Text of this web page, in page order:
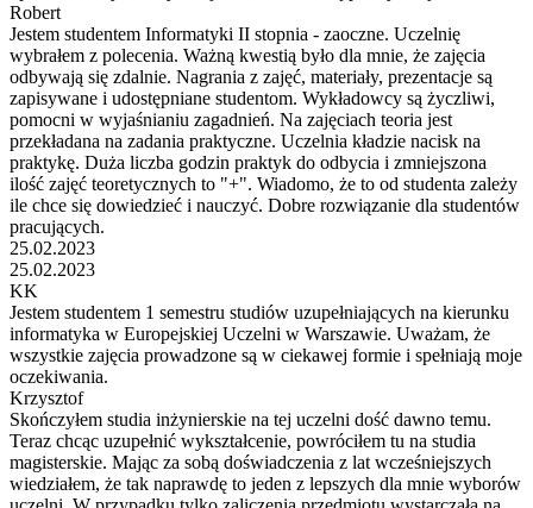
Robert
Jestem studentem Informatyki II stopnia - zaoczne. Uczelnię
wybrałem z polecenia. Ważną kwestią było dla mnie, że zajęcia
odbywają się zdalnie. Nagrania z zajęć, materiały, prezentacje są
zapisywane i udostępniane studentom. Wykładowcy są życzliwi,
pomocni w wyjaśnianiu zagadnień. Na zajęciach teoria jest
przekładana na zadania praktyczne. Uczelnia kładzie nacisk na
praktykę. Duża liczba godzin praktyk do odbycia i zmniejszona
ilość zajęć teoretycznych to "+". Wiadomo, że to od studenta zależy
ile chce się dowiedzieć i nauczyć. Dobre rozwiązanie dla studentów
pracujących.
25.02.2023
25.02.2023
KK
Jestem studentem 1 semestru studiów uzupełniających na kierunku
informatyka w Europejskiej Uczelni w Warszawie. Uważam, że
wszystkie zajęcia prowadzone są w ciekawej formie i spełniają moje
oczekiwania.
Krzysztof
Skończyłem studia inżynierskie na tej uczelni dość dawno temu.
Teraz chcąc uzupełnić wykształcenie, powróciłem tu na studia
magisterskie. Mając za sobą doświadczenia z lat wcześniejszych
wiedziałem, że tak naprawdę to jeden z lepszych dla mnie wyborów